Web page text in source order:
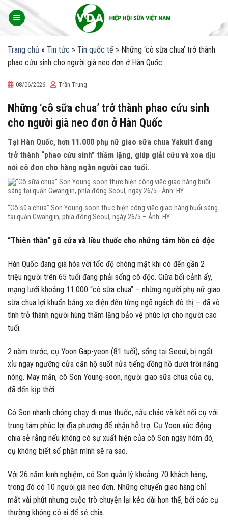
Trang chủ » Tin tức » Tin quốc tế » Những ‘cô sữa chua’ trở thành
phao cứu sinh cho người già neo đơn ở Hàn Quốc
08/06/2026 Trần Trung
Những ‘cô sữa chua’ trở thành phao cứu sinh
cho người già neo đơn ở Hàn Quốc
Tại Hàn Quốc, hơn 11.000 phụ nữ giao sữa chua Yakult đang
trở thành “phao cứu sinh” thầm lặng, giúp giải cứu và xoa dịu
nỗi cô đơn cho hàng ngàn người cao tuổi.
“Cô sữa chua” Son Young-soon thực hiện công việc giao hàng buổi sáng
tại quận Gwangjin, phía đông Seoul, ngày 26/5 – Ảnh: HY
“Thiên thần” gõ cửa và liều thuốc cho những tâm hồn cô độc
Hàn Quốc đang già hóa với tốc độ chóng mặt khi có đến gần 2
triệu người trên 65 tuổi đang phải sống cô độc. Giữa bối cảnh ấy,
mạng lưới khoảng 11.000 “cô sữa chua” – những người phụ nữ giao
sữa chua lợi khuẩn bằng xe điện đến từng ngõ ngách đô thị – đã vô
tình trở thành người hùng thầm lặng bảo vệ phúc lợi cho người cao
tuổi.
2 năm trước, cụ Yoon Gap-yeon (81 tuổi), sống tại Seoul, bị ngất
xỉu ngay ngưỡng cửa căn hộ suốt nửa tiếng đồng hồ dưới trời nắng
nóng. May mắn, cô Son Young-soon, người giao sữa chua của cụ,
đã đến kịp thời.
Cô Son nhanh chóng chạy đi mua thuốc, nấu cháo và kết nối cụ với
trung tâm phúc lợi địa phương để nhận hỗ trợ. Cụ Yoon xúc động
chia sẻ rằng nếu không có sự xuất hiện của cô Son ngày hôm đó,
cụ không biết số phận mình sẽ ra sao.
Với 26 năm kinh nghiệm, cô Son quản lý khoảng 70 khách hàng,
trong đó có 10 người già neo đơn. Những chuyến giao hàng chỉ
mất vài phút nhưng cuộc trò chuyện lại kéo dài hơn thế, bởi các cụ
thường không có ai để sẻ chia.